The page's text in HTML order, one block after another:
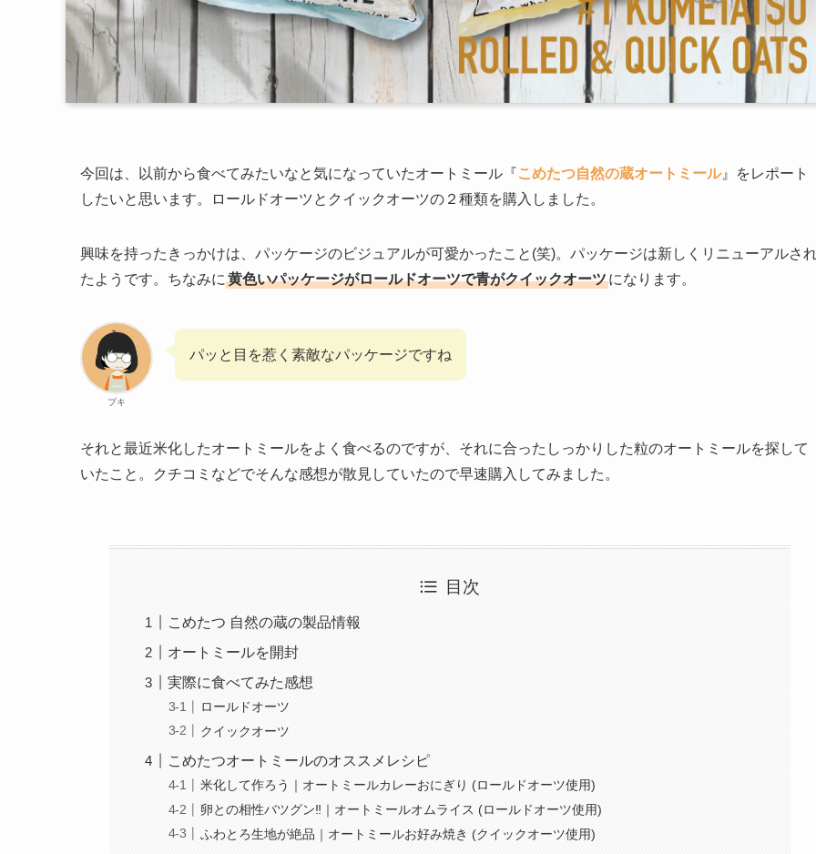
今回は、以前から食べてみたいなと気になっていたオートミール『こめたつ自然の蔵オートミール』をレポート
したいと思います。ロールドオーツとクイックオーツの２種類を購入しました。
興味を持ったきっかけは、パッケージのビジュアルが可愛かったこと(笑)。パッケージは新しくリニューアルさ
たようです。ちなみに 黄色いパッケージがロールドオーツで青がクイックオーツになります。
プキ
パッと目を惹く素敵なパッケージですね
それと最近米化したオートミールをよく食べるのですが、それに合ったしっかりした粒のオートミールを探して
いたこと。クチコミなどでそんな感想が散見していたので早速購入してみました。
目次
こめたつ 自然の蔵の製品情報
オートミールを開封
実際に食べてみた感想
ロールドオーツ
クイックオーツ
こめたつオートミールのオススメレシピ
米化して作ろう｜オートミールカレーおにぎり (ロールドオーツ使用)
卵との相性バツグン‼︎｜オートミールオムライス (ロールドオーツ使用)
ふわとろ生地が絶品｜オートミールお好み焼き (クイックオーツ使用)